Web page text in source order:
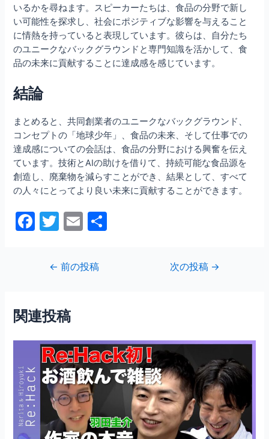
いるかを尋ねます。スピーカーたちは、食品の分野で新し
い可能性を探求し、社会にポジティブな影響を与えること
に情熱を持っていると表現しています。彼らは、自分たち
のユニークなバックグラウンドと専門知識を活かして、食
品の未来に貢献することに達成感を感じています。
結論
まとめると、共同創業者のユニークなバックグラウンド、
コンセプトの「地球少年」、食品の未来、そして仕事での
達成感についての会話は、食品の分野における興奮を伝え
ています。技術とAIの助けを借りて、持続可能な食品源を
創造し、廃棄物を減らすことができ、結果として、すべて
の人々にとってより良い未来に貢献することができます。
F
o
o
k
T
itt
er
E
ai
l
ビ
ゲ
シ
ョ
ン
← 前の投稿 次の投稿 →
関連投稿